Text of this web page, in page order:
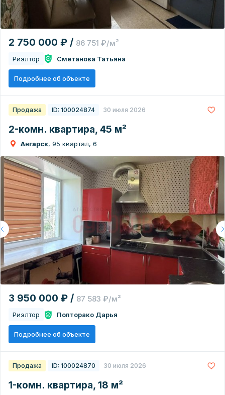
2 750 000 ₽ / 86 751 ₽/м²
Риэлтор Сметанова Татьяна
Подробнее об объекте
Продажа ID: 100024874 30 июля 2026
2-комн. квартира, 45 м²
Ангарск, 95 квартал, 6
3 950 000 ₽ / 87 583 ₽/м²
Риэлтор Полторако Дарья
Подробнее об объекте
Продажа ID: 100024870 30 июля 2026
1-комн. квартира, 18 м²